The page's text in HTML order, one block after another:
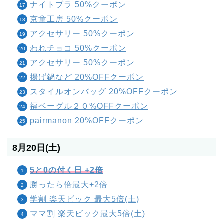
ナイトブラ 50%クーポン
京童工房 50%クーポン
アクセサリー 50%クーポン
われチョコ 50%クーポン
アクセサリー 50%クーポン
揚げ鍋など 20%OFFクーポン
スタイルオンバッグ 20%OFFクーポン
福ベーグル２０%OFFクーポン
pairmanon 20%OFFクーポン
8月20日(土)
5と0の付く日 +2倍
勝ったら倍最大+2倍
学割 楽天ビック 最大5倍(土)
ママ割 楽天ビック最大5倍(土)